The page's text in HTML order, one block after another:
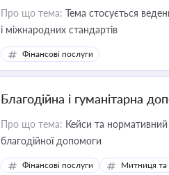
Про що тема: Тема стосується
і міжнародних стандартів
Фінансові послуги
Благодійна і гуманітарна
Про що тема: Кейси та нормативний
благодійної допомоги
Фінансові послуги Митниця